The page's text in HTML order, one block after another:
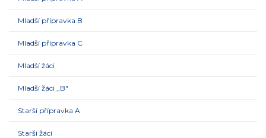
Mladší přípravka B
Mladší přípravka C
Mladší žáci
Mladší žáci ,,B"
Starší přípravka A
Starší žáci